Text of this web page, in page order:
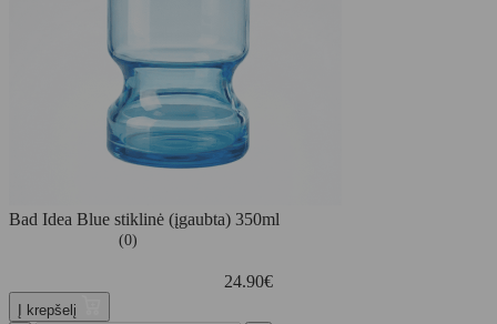
Bad Idea Blue stiklinė (įgaubta) 350ml
(0)
24.90€
Į krepšelį